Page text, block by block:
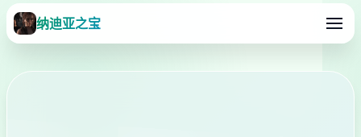
纳迪亚之宝